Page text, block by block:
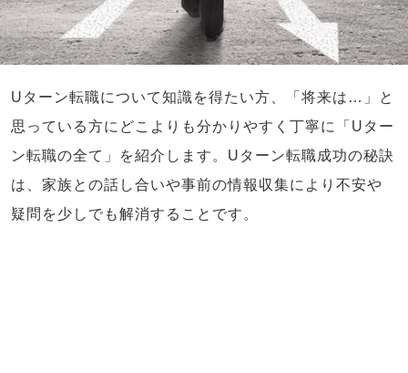
Uターン転職について知識を得たい方、「将来は…」と
思っている方にどこよりも分かりやすく丁寧に「Uター
ン転職の全て」を紹介します。Uターン転職成功の秘訣
は、家族との話し合いや事前の情報収集により不安や
疑問を少しでも解消することです。